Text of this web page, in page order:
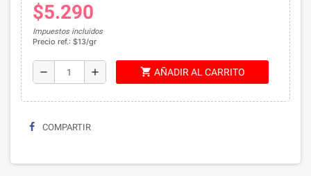
$5.290
Impuestos incluidos
Precio ref.: $13/gr
remove add shopping_cart AÑADIR AL CARRITO
COMPARTIR